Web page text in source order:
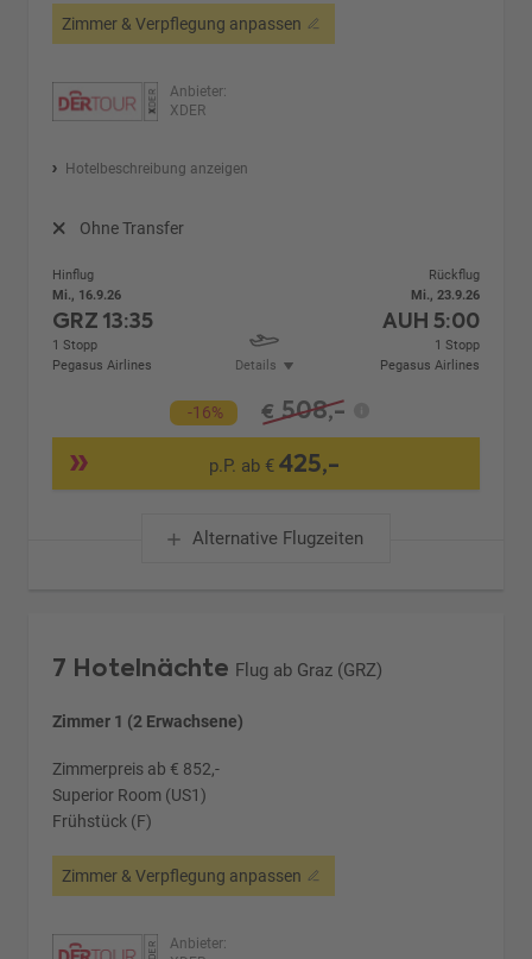
Zimmer & Verpflegung anpassen
Anbieter:
XDER
Hotelbeschreibung anzeigen
Ohne Transfer
Hinflug
Mi., 16.9.26
GRZ13:35
1 Stopp
Pegasus Airlines
Details
Rückflug
Mi., 23.9.26
AUH 5:00
1 Stopp
Pegasus Airlines
-16% € 508,-
p.P. ab €425,-
Alternative Flugzeiten
7 Hotelnächte Flug ab Graz (GRZ)
Zimmer 1 (2 Erwachsene)
Zimmerpreis ab € 852,-
Superior Room (US1)
Frühstück (F)
Zimmer & Verpflegung anpassen
Anbieter: